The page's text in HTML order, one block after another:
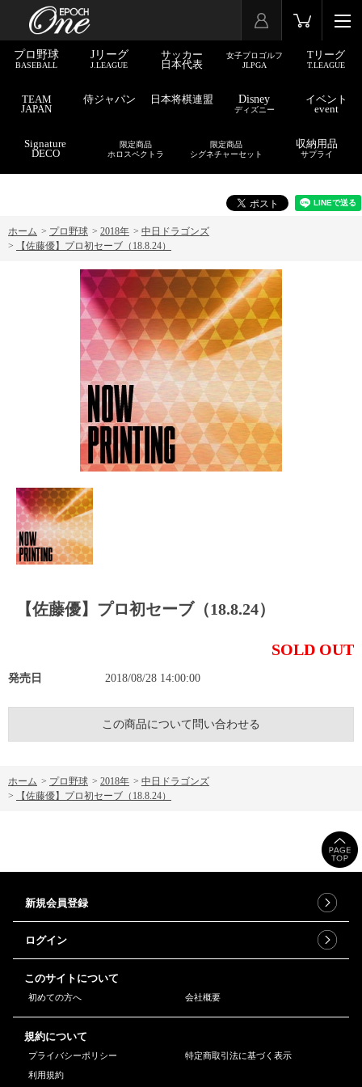
プロ野球
BASEBALL
Jリーグ
J.LEAGUE
サッカー
日本代表
女子プロゴルフ
JLPGA
Tリーグ
T.LEAGUE
TEAM
JAPAN
侍ジャパン 日本将棋連盟 Disney
ディズニー
イベント
event
Signature
DECO
限定商品
ホロスペクトラ
限定商品
シグネチャーセット
収納用品
サプライ
ホーム > プロ野球 > 2018年 > 中日ドラゴンズ
>
【佐藤優】プロ初セーブ（18.8.24）
【佐藤優】プロ初セーブ（18.8.24）
SOLD OUT
発売日 2018/08/28 14:00:00
この商品について問い合わせる
ホーム > プロ野球 > 2018年 > 中日ドラゴンズ
>
【佐藤優】プロ初セーブ（18.8.24）
新規会員登録
ログイン
このサイトについて
初めての方へ 会社概要
規約について
プライバシーポリシー
特定商取引法に基づく表示
利用規約